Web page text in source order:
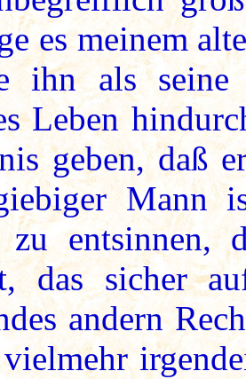
es meinem
ihn als seine
Leben
geben, daß
Mann
zu entsinnen,
das sicher
andern